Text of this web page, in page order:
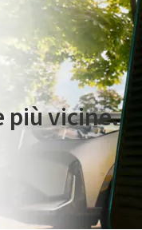
On The Road
più vicine.